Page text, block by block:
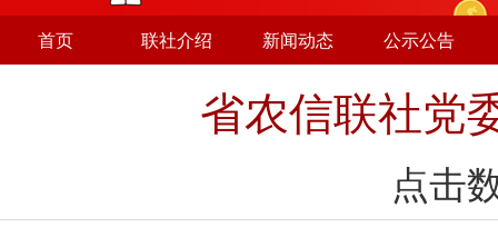
首页 联社介绍 新闻动态 公示公告
省农信联社党
点击